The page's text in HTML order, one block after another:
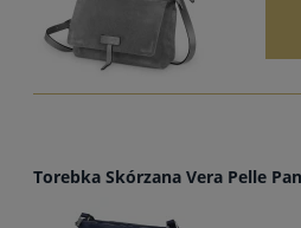
Torebka Skórzana Vera Pelle